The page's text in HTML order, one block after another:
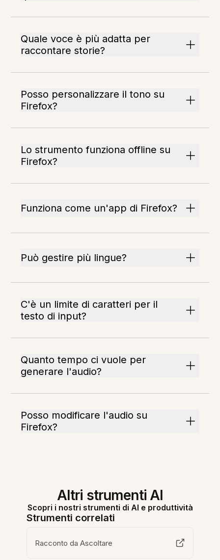
Quale voce è più adatta per
raccontare storie?
Posso personalizzare il tono su
Firefox?
Lo strumento funziona offline su
Firefox?
Funziona come un'app di Firefox?
Può gestire più lingue?
C'è un limite di caratteri per il
testo di input?
Quanto tempo ci vuole per
generare l'audio?
Posso modificare l'audio su
Firefox?
Altri strumenti AI
Scopri i nostri strumenti di AI e produttività
Strumenti correlati
Racconto da Ascoltare